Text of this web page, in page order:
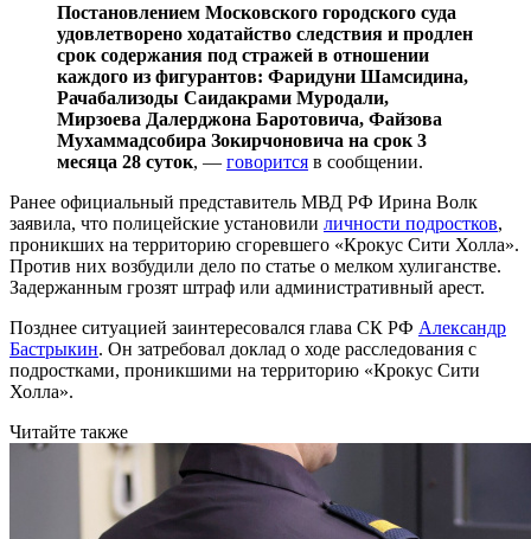
Постановлением Московского городского суда
удовлетворено ходатайство следствия и продлен
срок содержания под стражей в отношении
каждого из фигурантов: Фаридуни Шамсидина,
Рачабализоды Саидакрами Муродали,
Мирзоева Далерджона Баротовича, Файзова
Мухаммадсобира Зокирчоновича на срок 3
месяца 28 суток, — говорится в сообщении.
Ранее официальный представитель МВД РФ Ирина Волк
заявила, что полицейские установили личности подростков,
проникших на территорию сгоревшего «Крокус Сити Холла».
Против них возбудили дело по статье о мелком хулиганстве.
Задержанным грозят штраф или административный арест.
Позднее ситуацией заинтересовался глава СК РФ Александр
Бастрыкин. Он затребовал доклад о ходе расследования с
подростками, проникшими на территорию «Крокус Сити
Холла».
Читайте также